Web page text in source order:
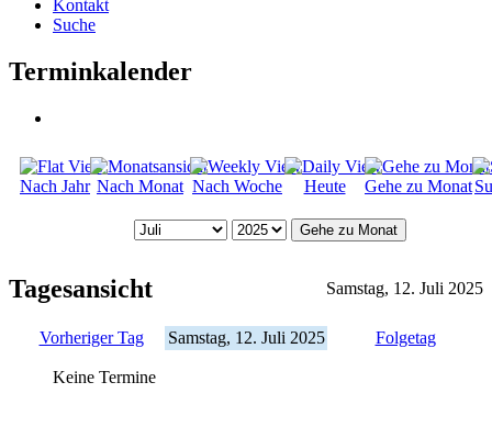
Kontakt
Suche
Terminkalender
Nach Jahr Nach Monat Nach Woche Heute Gehe zu Monat
Gehe zu Monat
Tagesansicht Samstag, 12. Juli 2025
Vorheriger Tag Samstag, 12. Juli 2025 Folgetag
Keine Termine